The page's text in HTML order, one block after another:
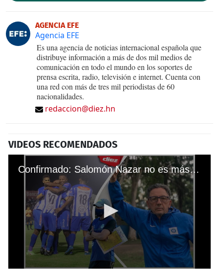
AGENCIA EFE
Agencia EFE
Es una agencia de noticias internacional española que
distribuye información a más de dos mil medios de
comunicación en todo el mundo en los soportes de
prensa escrita, radio, televisión e internet. Cuenta con
una red con más de tres mil periodistas de 60
nacionalidades.
redaccion@diez.hn
VIDEOS RECOMENDADOS
Confirmado: Salomón Nazar no es más entrenador del Victoria tras caer en el repechaje del Clausura 2022 ante Marathón